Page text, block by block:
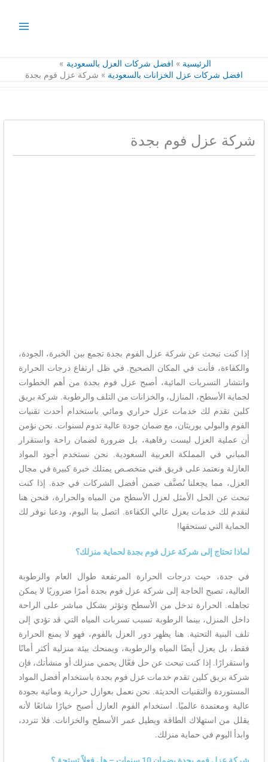
الرئيسية
افضل شركات العزل بالسعودية
افضل شركات عزل الخزانات بالسعودية
شركة عزل فوم بجدة
شركة عزل فوم بجدة
إذا كنت تبحث عن شركة عزل الفوم بجدة تجمع بين الخبرة، الجودة،
والكفاءة، فأنت في المكان الصحيح. في ظل ارتفاع درجات الحرارة
وانتشار التسربات المائية، أصبح عزل فوم بجدة من أهم الخطوات
لحماية الأسطح، المنازل، والخزانات من التلف والرطوبة. شركة بريق
كلين تقدم لك خدمات عزل حراري ومائي باستخدام أحدث تقنيات
الفوم والبولي يوريثان، مع ضمان جودة عالية تدوم لسنوات. نحن نؤمن
أن عملية العزل ليست رفاهية، بل ضرورة لضمان راحة واستقرار
المباني في المملكة العربية السعودية. نحن نستخدم أجود المواد
العازلة ونعتمد على فريق فني متخصـص يمتلك خبرة كبيرة في مجال
العزل، مما يجعلنا نُصنَّف ضمن أفضل الشركات في جدة. إذا كنت
تبحث عن الحل الأمثل لعزل الأسطح من المياه والحرارة، فنحن هنا
لنقدم لك خدمات بعزل عالي الكفاءة. اتصل بنا اليوم، ودعنا نوفر لك
الحماية التي تستحقها!
لماذا تحتاج إلى شركة عزل فوم بجدة لحماية منزلك؟
في جدة، حيث درجات الحرارة المرتفعة طوال العام والرطوبة
العالية، تصبح الحاجة إلى شركة عزل فوم بجدة أمرًا ضروريًا لا يمكن
تجاهله. الحرارة تدخل من الأسطح وتؤثر بشكل مباشر على الراحة
داخل المنزل، بينما الرطوبة تسبب تسربات المياه التي قد تؤدي إلى
تلف البنية التحتية. هنا يظهر دور العزل بالفوم، فهو لا يمنع الحرارة
فقط، بل يعزل أيضًا المياه والرطوبة، ويمنحك بيئة منزلية أكثر أمانًا
واستقرارًا. إذا كنت تبحث عن حل فعّال يحمي منزلك أو منشأتك، فإن
شركة بريق كلين تقدم خدمات عزل فوم بجدة باستخدام أفضل المواد
المستوردة والتقنيات الحديثة. نحن نعمل بعوازل حرارية ومائية بجودة
عالية ومعتمدة عالميًا. استخدام الفوم العازل أصبح خيارًا شائعًا لأنه
يقلل من استهلاك الطاقة ويطيل عمر الأسطح والخزانات. فلا تتردد،
وابدأ اليوم في حماية منزلك.